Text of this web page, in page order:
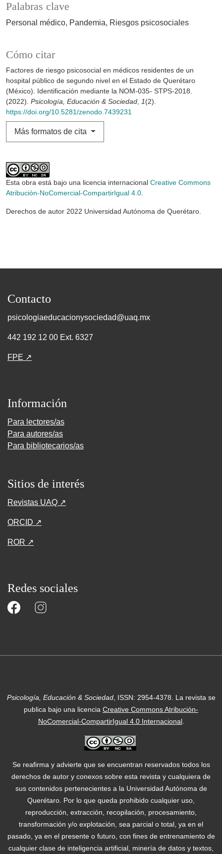
Palabras clave
Personal médico Pandemia Riesgos psicosociales
Cómo citar
Factores de riesgo psicosocial en médicos residentes de un
hospital público de segundo nivel en el Estado de Querétaro
(México). Identificación mediante la NOM-035- STPS-2018.
(2022). Psicología, Educación & Sociedad, 1(2).
https://doi.org/10.5281/zenodo.7439231
Más formatos de cita
Esta obra está bajo una licencia internacional Creative Commons
Atribución-NoComercial-CompartirIgual 4.0.
Derechos de autor 2022 Universidad Autónoma de Querétaro.
Contacto
psicologiaeducacionysociedad@uaq.mx
442 192 12 00 Ext. 6327
FPE ↗
Información
Para lectores/as
Para autores/as
Para bibliotecarios/as
Sitios de interés
Revistas UAQ ↗
ORCID ↗
ROR ↗
Redes sociales
Psicología, Educación & Sociedad, ISSN: 2954-4378. La revista se
publica bajo una licencia Creative Commons Atribución-
NoComercial-CompartirIgual 4.0 Internacional.
Se reafirma y advierte que se encuentran reservados todos los
derechos de autor y conexos sobre esta revista y cualquiera de
sus contenidos pertenecientes a la Universidad Autónoma de
Querétaro. Por lo que queda prohibido cualquier uso,
reproducción, extracción, recopilación, procesamiento,
transformación y/o explotación, sea parcial o total, ya en el
pasado, ya en el presente o futuro, con fines de entrenamiento de
cualquier clase de inteligencia artificial, minería de datos y textos,